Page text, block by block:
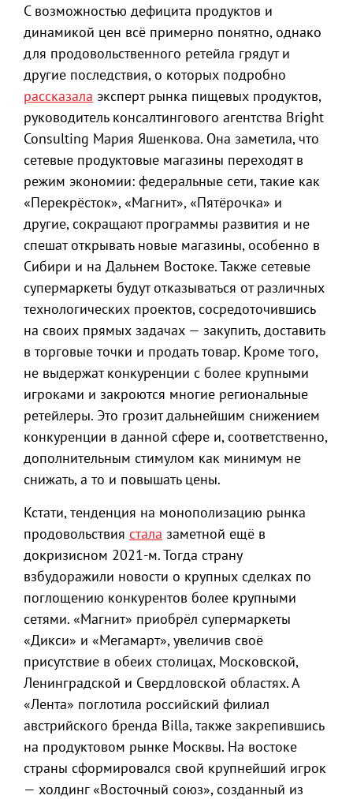
С возможностью дефицита продуктов и
динамикой цен всё примерно понятно, однако
для продовольственного ретейла грядут и
другие последствия, о которых подробно
рассказала эксперт рынка пищевых продуктов,
руководитель консалтингового агентства Bright
Consulting Мария Яшенкова. Она заметила, что
сетевые продуктовые магазины переходят в
режим экономии: федеральные сети, такие как
«Перекрёсток», «Магнит», «Пятёрочка» и
другие, сокращают программы развития и не
спешат открывать новые магазины, особенно в
Сибири и на Дальнем Востоке. Также сетевые
супермаркеты будут отказываться от различных
технологических проектов, сосредоточившись
на своих прямых задачах — закупить, доставить
в торговые точки и продать товар. Кроме того,
не выдержат конкуренции с более крупными
игроками и закроются многие региональные
ретейлеры. Это грозит дальнейшим снижением
конкуренции в данной сфере и, соответственно,
дополнительным стимулом как минимум не
снижать, а то и повышать цены.
Кстати, тенденция на монополизацию рынка
продовольствия стала заметной ещё в
докризисном 2021-м. Тогда страну
взбудоражили новости о крупных сделках по
поглощению конкурентов более крупными
сетями. «Магнит» приобрёл супермаркеты
«Дикси» и «Мегамарт», увеличив своё
присутствие в обеих столицах, Московской,
Ленинградской и Свердловской областях. А
«Лента» поглотила российский филиал
австрийского бренда Billa, также закрепившись
на продуктовом рынке Москвы. На востоке
страны сформировался свой крупнейший игрок
— холдинг «Восточный союз», созданный из